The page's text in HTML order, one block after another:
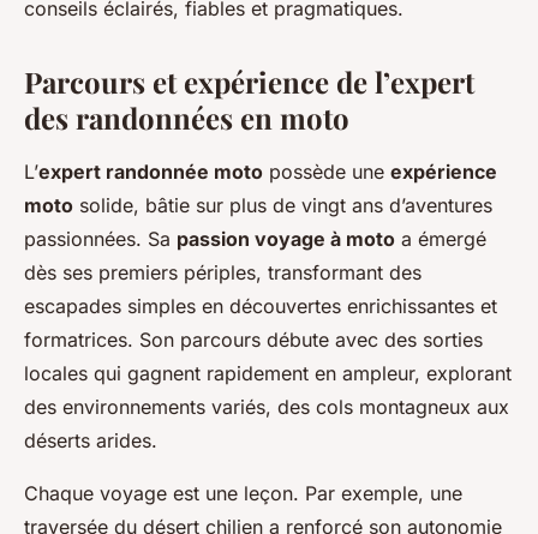
conseils éclairés, fiables et pragmatiques.
Parcours et expérience de l’expert
des randonnées en moto
L’expert randonnée moto possède une expérience
moto solide, bâtie sur plus de vingt ans d’aventures
passionnées. Sa passion voyage à moto a émergé
dès ses premiers périples, transformant des
escapades simples en découvertes enrichissantes et
formatrices. Son parcours débute avec des sorties
locales qui gagnent rapidement en ampleur, explorant
des environnements variés, des cols montagneux aux
déserts arides.
Chaque voyage est une leçon. Par exemple, une
traversée du désert chilien a renforcé son autonomie